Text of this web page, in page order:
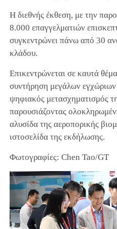
Η διεθνής έκθεση, με την
8.000 επαγγελματιών
συγκεντρώνει πάνω από 30
κλάδου.
Επικεντρώνεται σε καυτά
συντήρηση μεγάλων
ψηφιακός μετασχηματισμός
παρουσιάζοντας
αλυσίδα της αεροπορικής
ιστοσελίδα της εκδήλωσης.
Φωτογραφίες: Chen Tao/GT